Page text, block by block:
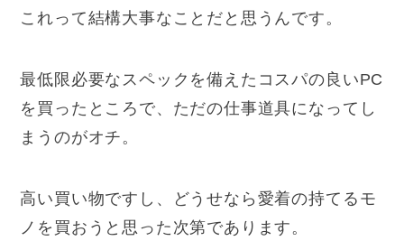
これって結構大事なことだと思うんです。
最低限必要なスペックを備えたコスパの良いPC
を買ったところで、ただの仕事道具になってし
まうのがオチ。
高い買い物ですし、どうせなら愛着の持てるモ
ノを買おうと思った次第であります。